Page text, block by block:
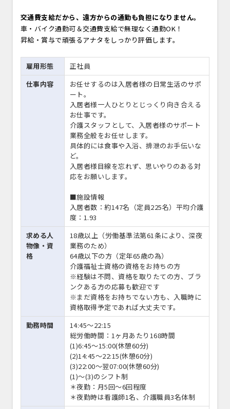
交通費支給だから、遠方からの通勤も負担になりません。
車・バイク通勤可＆交通費支給で無理なく通勤OK！
昇給・賞与で頑張るアナタをしっかり評価します。
雇用形態
正社員
仕事内容
お任せするのは入居者様の日常生活のサポ
ート。
入居者様一人ひとりとじっくり向き合える
お仕事です。
介護スタッフとして、入居者様のサポート
業務全般をお任せします。
具体的には食事や入浴、排泄のお手伝いな
ど。
入居者様目線を忘れず、思いやりのある対
応をお願いします。
■施設情報
入居者数：約147名（定員225名）平均介護
度：1.93
求める人
物像・資
格
18歳以上（労働基準法第61条により、深夜
業務のため）
64歳以下の方（定年65歳の為）
介護福祉士資格の資格をお持ちの方
※経験は不問、資格を取りたての方、ブラ
ンクある方の応募も歓迎です
※まだ資格をお持ちでない方も、入職時に
資格取得予定であれば大丈夫です。
勤務時間
14:45〜22:15
総労働時間：1ヶ月あたり168時間
(1)6:45～15:00(休憩60分)
(2)14:45～22:15(休憩60分)
(3)22:00～翌07:00(休憩60分)
(1)～(3)のシフト制
＊夜勤：月5回～6回程度
＊夜勤時は看護師1名、介護職員3名体制